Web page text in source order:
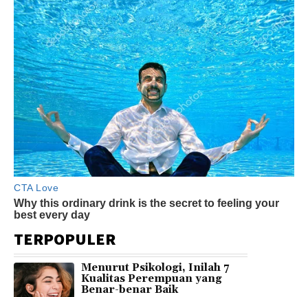
TERPOPULER
Menurut Psikologi, Inilah 7
Kualitas Perempuan yang
Benar-benar Baik